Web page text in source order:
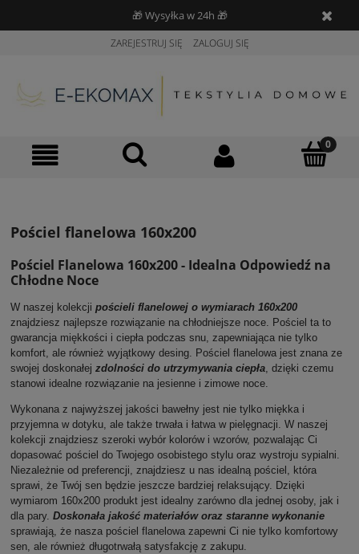
🎁 Wysyłka w 24h 🎁
ZAREJESTRUJ SIĘ ZALOGUJ SIĘ
Pościel flanelowa 160x200
Pościel Flanelowa 160x200 - Idealna Odpowiedź na
Chłodne Noce
W naszej kolekcji pościeli flanelowej o wymiarach 160x200
znajdziesz najlepsze rozwiązanie na chłodniejsze noce. Pościel ta to
gwarancja miękkości i ciepła podczas snu, zapewniająca nie tylko
komfort, ale również wyjątkowy desing. Pościel flanelowa jest znana ze
swojej doskonałej zdolności do utrzymywania ciepła , dzięki czemu
stanowi idealne rozwiązanie na jesienne i zimowe noce.
Wykonana z najwyższej jakości bawełny jest nie tylko miękka i
przyjemna w dotyku, ale także trwała i łatwa w pielęgnacji. W naszej
kolekcji znajdziesz szeroki wybór kolorów i wzorów, pozwalając Ci
dopasować pościel do Twojego osobistego stylu oraz wystroju sypialni.
Niezależnie od preferencji, znajdziesz u nas idealną pościel, która
sprawi, że Twój sen będzie jeszcze bardziej relaksujący. Dzięki
wymiarom 160x200 produkt jest idealny zarówno dla jednej osoby, jak i
dla pary. Doskonała jakość materiałów oraz staranne wykonanie
sprawiają, że nasza pościel flanelowa zapewni Ci nie tylko komfortowy
sen, ale również długotrwałą satysfakcję z zakupu.